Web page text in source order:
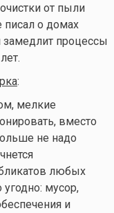
от пыли
писал о домах
замедлит процессы
:
мелкие
вместо
не надо
любых
мусор,
и